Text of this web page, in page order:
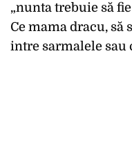
„nunta trebuie să
Ce mama dracu, să
intre sarmalele sau